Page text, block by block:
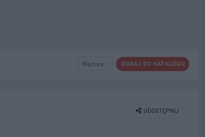
DODAJ DO KATALOGU
Nazwa ↑
UDOSTĘPNIJ